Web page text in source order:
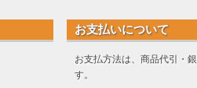
お支払いについて
お支払方法は、商品代引・
す。